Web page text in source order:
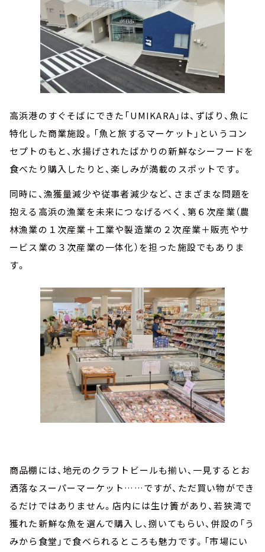
高浜港のすぐそばにできた「UMIKARA」は、ずばり、魚に
特化した商業施設。「魚と旅するマーケット」というコン
セプトのもと、水揚げされたばかりの新鮮なシーフードを
食べたり購入したりと、楽しみが満載のスポットです。
同時に、漁獲量減少や従事者減少など、さまざまな問題を
抱える高浜の漁業を未来につなげるべく、第６次産業（農
林漁業の１次産業＋工業や製造業の２次産業＋販売やサ
ービス業の３次産業の一体化）を担った施設でもありま
す。
商品棚には、地元のクラフトビールも揃い、一見するとお
洒落なスーパーマーケット……ですが、ただ買い物ができ
るだけではありません。店内には生け簀があり、若狭湾で
獲れた新鮮な魚を選んで購入し、捌いてもらい、併設の「う
みから食堂」で食べられるところも魅力です。「市場にい